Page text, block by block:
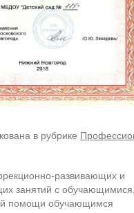
в рубрике
развивающих и
занятий с обучающимися,
помощи обучающимся